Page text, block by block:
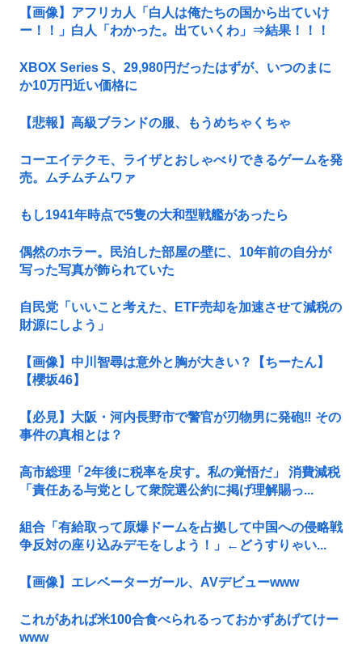
【画像】アフリカ人「白人は俺たちの国から出ていけ
ー！！」白人「わかった。出ていくわ」⇒結果！！！
XBOX Series S、29,980円だったはずが、いつのまに
か10万円近い価格に
【悲報】高級ブランドの服、もうめちゃくちゃ
コーエイテクモ、ライザとおしゃべりできるゲームを発
売。ムチムチムワァ
もし1941年時点で5隻の大和型戦艦があったら
偶然のホラー。民泊した部屋の壁に、10年前の自分が
写った写真が飾られていた
自民党「いいこと考えた、ETF売却を加速させて減税の
財源にしよう」
【画像】中川智尋は意外と胸が大きい？【ちーたん】
【櫻坂46】
【必見】大阪・河内長野市で警官が刃物男に発砲‼ その
事件の真相とは？
高市総理「2年後に税率を戻す。私の覚悟だ」 消費減税
「責任ある与党として衆院選公約に掲げ理解賜っ...
組合「有給取って原爆ドームを占拠して中国への侵略戦
争反対の座り込みデモをしよう！」←どうすりゃい...
【画像】エレベーターガール、AVデビューwww
これがあれば米100合食べられるっておかずあげてけー
www